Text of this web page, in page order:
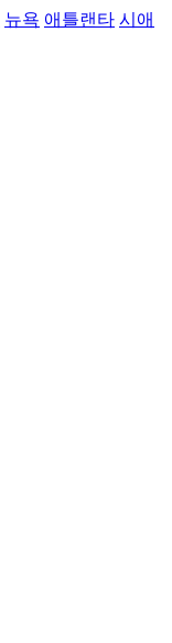
뉴욕 애틀랜타 시애